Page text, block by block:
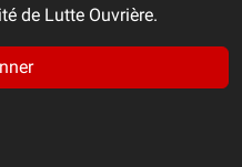
de Lutte Ouvrière.